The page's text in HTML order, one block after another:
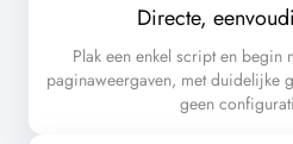
Directe,
Plak een enkel script en begin
paginaweergaven, met duidelijke
geen